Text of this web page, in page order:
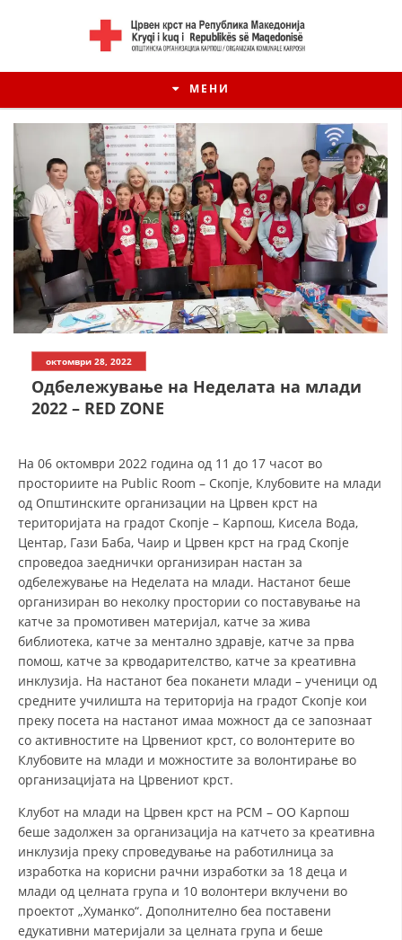
МЕНИ
ПРИРАЧНИЦИ
ЕДУКАТИВНО ИНФОРМАТИВНИ МАТЕРИЈАЛИ
БРОШУРИ
ПРЕЗЕНТАЦИИ
октомври 28, 2022
Одбележување на Неделата на млади
2022 – RED ZONE
На 06 октомври 2022 година од 11 до 17 часот во
просториите на Public Room – Скопје, Клубовите на млади
од Општинските организации на Црвен крст на
територијата на градот Скопје – Карпош, Кисела Вода,
Центар, Гази Баба, Чаир и Црвен крст на град Скопје
спроведоа заеднички организиран настан за
одбележување на Неделата на млади. Настанот беше
организиран во неколку простории со поставување на
катче за промотивен материјал, катче за жива
библиотека, катче за ментално здравје, катче за прва
помош, катче за крводарителство, катче за креативна
инклузија. На настанот беа поканети млади – ученици од
средните училишта на територија на градот Скопје кои
преку посета на настанот имаа можност да се запознаат
со активностите на Црвениот крст, со волонтерите во
Клубовите на млади и можностите за волонтирање во
организацијата на Црвениот крст.
Клубот на млади на Црвен крст на РСМ – ОО Карпош
беше задолжен за организација на катчето за креативна
инклузија преку спроведување на работилница за
изработка на корисни рачни изработки за 18 деца и
млади од целната група и 10 волонтери вклучени во
проектот „Хуманко“. Дополнително беа поставени
едукативни материјали за целната група и беше